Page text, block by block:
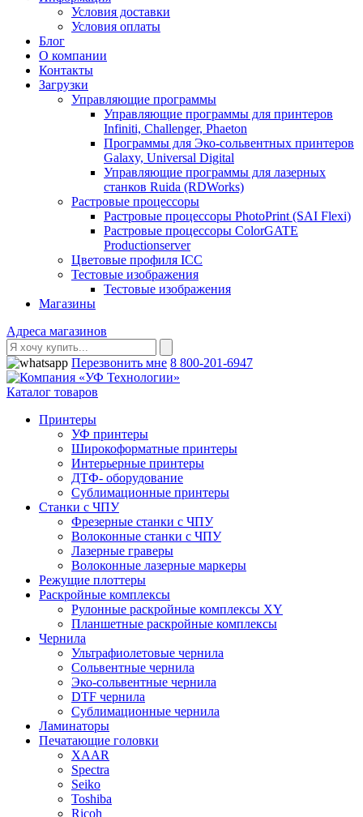
Условия доставки
Условия оплаты
Блог
О компании
Контакты
Загрузки
Управляющие программы
Управляющие программы для принтеров
Infiniti, Challenger, Phaeton
Программы для Эко-сольвентных принтеров
Galaxy, Universal Digital
Управляющие программы для лазерных
станков Ruida (RDWorks)
Растровые процессоры
Растровые процессоры PhotoPrint (SAI Flexi)
Растровые процессоры ColorGATE
Productionserver
Цветовые профиля ICC
Тестовые изображения
Тестовые изображения
Магазины
Адреса магазинов
Перезвонить мне 8 800-201-6947
Каталог товаров
Принтеры
УФ принтеры
Широкоформатные принтеры
Интерьерные принтеры
ДТФ- оборудование
Сублимационные принтеры
Станки с ЧПУ
Фрезерные станки с ЧПУ
Волоконные станки с ЧПУ
Лазерные граверы
Волоконные лазерные маркеры
Режущие плоттеры
Раскройные комплексы
Рулонные раскройные комплексы XY
Планшетные раскройные комплексы
Чернила
Ультрафиолетовые чернила
Сольвентные чернила
Эко-сольвентные чернила
DTF чернила
Сублимационные чернила
Ламинаторы
Печатающие головки
XAAR
Spectra
Seiko
Toshiba
Ricoh